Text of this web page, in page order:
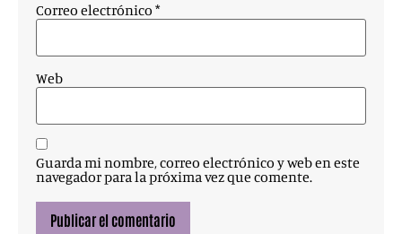
Correo electrónico *
Web
Guarda mi nombre, correo electrónico y web en este
navegador para la próxima vez que comente.